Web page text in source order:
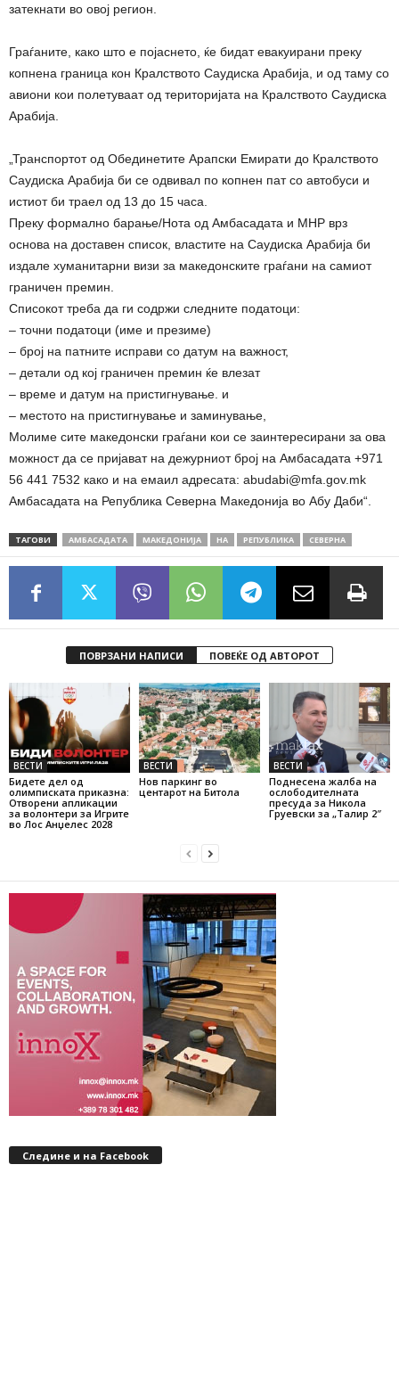
затекнати во овој регион.
Граѓаните, како што е појаснето, ќе бидат евакуирани преку
копнена граница кон Кралството Саудиска Арабија, и од таму со
авиони кои полетуваат од територијата на Кралството Саудиска
Арабија.
„Транспортот од Обединетите Арапски Емирати до Кралството
Саудиска Арабија би се одвивал по копнен пат со автобуси и
истиот би траел од 13 до 15 часа.
Преку формално барање/Нота од Амбасадата и МНР врз
основа на доставен список, властите на Саудиска Арабија би
издале хуманитарни визи за македонските граѓани на самиот
граничен премин.
Списокот треба да ги содржи следните податоци:
– точни податоци (име и презиме)
– број на патните исправи со датум на важност,
– детали од кој граничен премин ќе влезат
– време и датум на пристигнување. и
– местото на пристигнување и заминување,
Молиме сите македонски граѓани кои се заинтересирани за ова
можност да се пријават на дежурниот број на Амбасадата +971
56 441 7532 како и на емаил адресата: abudabi@mfa.gov.mk
Амбасадата на Република Северна Македонија во Абу Даби“.
ТАГОВИ АМБАСАДАТА МАКЕДОНИЈА НА РЕПУБЛИКА СЕВЕРНА
ПОВРЗАНИ НАПИСИ ПОВЕЌЕ ОД АВТОРОТ
ВЕСТИ
Бидете дел од
олимписката приказна:
Отворени апликации
за волонтери за Игрите
во Лос Анџелес 2028
ВЕСТИ
Нов паркинг во
центарот на Битола
ВЕСТИ
Поднесена жалба на
ослободителната
пресуда за Никола
Груевски за „Талир 2″
Следине и на Facebook